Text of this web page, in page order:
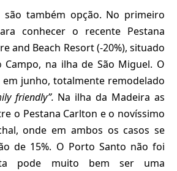
são também opção. No primeiro
conhecer o recente Pestana
and Beach Resort (-20%), situado
Campo, na ilha de São Miguel. O
junho, totalmente remodelado
friendly”. Na ilha da Madeira as
o Pestana Carlton e o novíssimo
onde em ambos os casos se
de 15%. O Porto Santo não foi
pode muito bem ser uma